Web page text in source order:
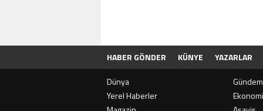
HABER GÖNDER KÜNYE YAZARLAR
Dünya
Gündem
Yerel Haberler
Ekonomi